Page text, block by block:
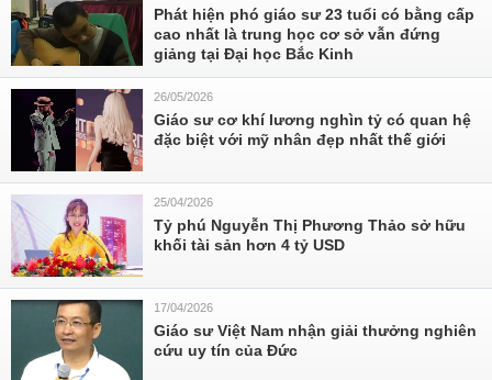
Phát hiện phó giáo sư 23 tuổi có bằng cấp
cao nhất là trung học cơ sở vẫn đứng
giảng tại Đại học Bắc Kinh
26/05/2026
Giáo sư cơ khí lương nghìn tỷ có quan hệ
đặc biệt với mỹ nhân đẹp nhất thế giới
25/04/2026
Tỷ phú Nguyễn Thị Phương Thảo sở hữu
khối tài sản hơn 4 tỷ USD
17/04/2026
Giáo sư Việt Nam nhận giải thưởng nghiên
cứu uy tín của Đức